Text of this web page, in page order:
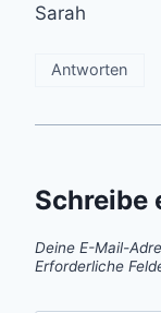
Sarah
Antworten
Schreibe
Deine E-Mail-
Erforderliche